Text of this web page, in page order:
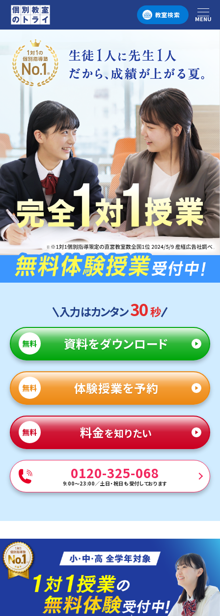
教室検索
メニュー
MENU
個別教室のトライ 1対1の個別
入力はカンタン30秒
無料 資料をダウンロード
無料 体験授業を予約
無料 料金を知りたい
0120-325-068
9:00～23:00 ／土日・祝日も受付しております